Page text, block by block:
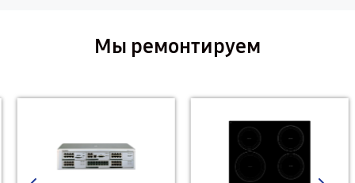
Мы ремонтируем